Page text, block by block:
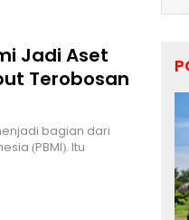
Jadi Aset
Terobosan
bagian dari
(PBMI). Itu